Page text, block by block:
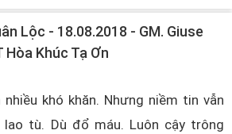
Lộc - 18.08.2018 - GM. Giuse
Khúc Tạ Ơn
khó khăn. Nhưng niềm tin vẫn
lao tù. Dù đổ máu. Luôn cậy trông